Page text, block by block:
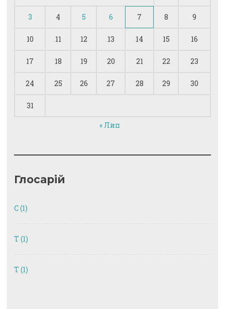
3 4 5 6 7 8 9
10 11 12 13 14 15 16
17 18 19 20 21 22 23
24 25 26 27 28 29 30
31
« Лип
Глосарій
C(1)
T (1)
Т (1)